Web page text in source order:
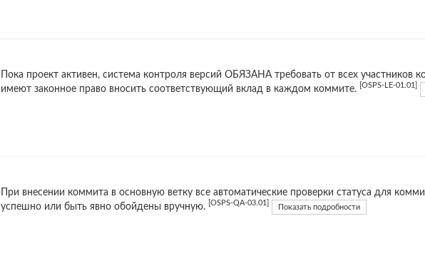
Пока проект активен, система контроля версий ОБЯЗАНА требовать от всех участников
имеют законное право вносить соответствующий вклад в каждом коммите.
[OSPS-LE-01.01]
При внесении коммита в основную ветку все автоматические проверки статуса для
успешно или быть явно обойдены вручную.
[OSPS-QA-03.01] Показать подробности